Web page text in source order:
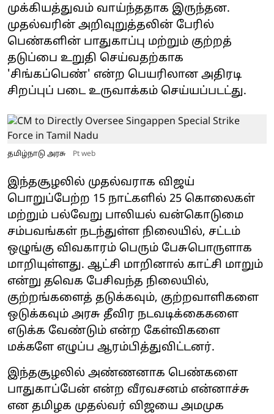
முக்கியத்துவம் வாய்ந்ததாக இருந்தன.
முதல்வரின் அறிவுறுத்தலின் பேரில்
பெண்களின் பாதுகாப்பு மற்றும் குற்றத்
தடுப்பை உறுதி செய்வதற்காக
'சிங்கப்பெண்' என்ற பெயரிலான அதிரடி
சிறப்புப் படை உருவாக்கம் செய்யப்படட்து.
தமிழ்நாடு அரசு Pt web
இந்தசூழலில் முதல்வராக விஜய்
பொறுப்பேற்ற 15 நாட்களில் 25 கொலைகள்
மற்றும் பல்வேறு பாலியல் வன்கொடுமை
சம்பவங்கள் நடந்துள்ள நிலையில், சட்டம்
ஒழுங்கு விவகாரம் பெரும் பேசுபொருளாக
மாறியுள்ளது. ஆட்சி மாறினால் காட்சி மாறும்
என்று தவெக பேசிவந்த நிலையில்,
குற்றங்களைத் தடுக்கவும், குற்றவாளிகளை
ஒடுக்கவும் அரசு தீவிர நடவடிக்கைகளை
எடுக்க வேண்டும் என்ற கேள்விகளை
மக்களே எழுப்ப ஆரம்பித்துவிட்டனர்.
இந்தசூழலில் அண்ணனாக பெண்களை
பாதுகாப்பேன் என்ற வீரவசனம் என்னாச்சு
என தமிழக முதல்வர் விஜயை அமமுக